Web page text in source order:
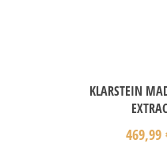
KLARSTEIN
469,99